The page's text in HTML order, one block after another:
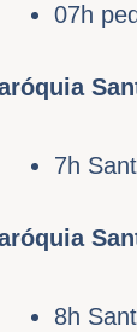
07h
7h
8h